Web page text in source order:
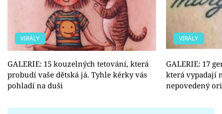
VIRÁLY
GALERIE: 15 kouzelných tetování, která
probudí vaše dětská já. Tyhle kérky vás
pohladí na duši
VIRÁLY
GALERIE: 17
která vypadají
nepovedený